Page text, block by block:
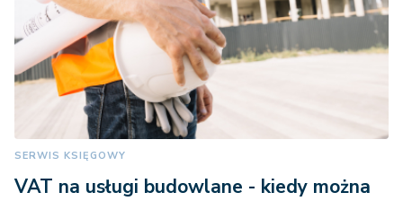
SERWIS KSIĘGOWY
VAT na usługi budowlane - kiedy można